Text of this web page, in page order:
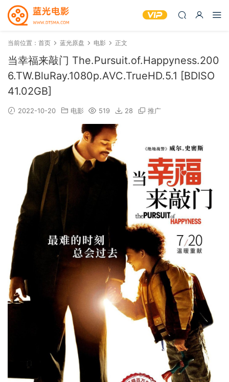
当前位置： 首页 蓝光原盘 电影 正文
当幸福来敲门 The.Pursuit.of.Happyness.200
6.TW.BluRay.1080p.AVC.TrueHD.5.1 [BDISO
41.02GB]
2022-10-20 电影 519 28 推广